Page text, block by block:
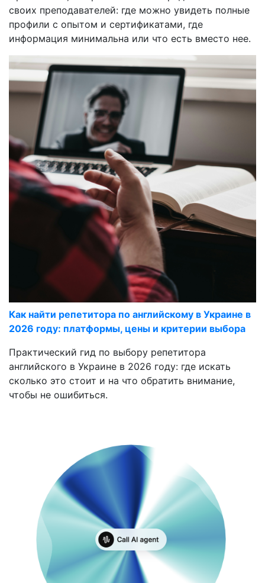
своих преподавателей: где можно увидеть полные
профили с опытом и сертификатами, где
информация минимальна или что есть вместо нее.
Как найти репетитора по английскому в Украине в
2026 году: платформы, цены и критерии выбора
Практический гид по выбору репетитора
английского в Украине в 2026 году: где искать
сколько это стоит и на что обратить внимание,
чтобы не ошибиться.